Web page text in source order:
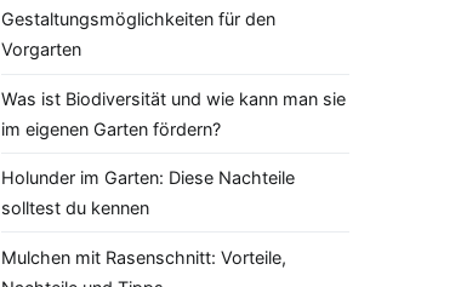
Gestaltungsmöglichkeiten für den
Vorgarten
Was ist Biodiversität und wie kann man sie
im eigenen Garten fördern?
Holunder im Garten: Diese Nachteile
solltest du kennen
Mulchen mit Rasenschnitt: Vorteile,